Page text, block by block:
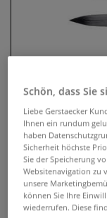
WINSOR
Acrylic
Schön, dass Sie
Liebe Gerstaecker
Ihnen ein rundum
haben
Sicherheit höchste
Sie der Speicherung
Websitenavigation zu
unsere
können Sie Ihre
wiederrufen. Diese